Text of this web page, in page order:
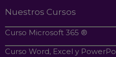
Nuestros Cursos
Curso Microsoft 365 ®
Curso Word, Excel y